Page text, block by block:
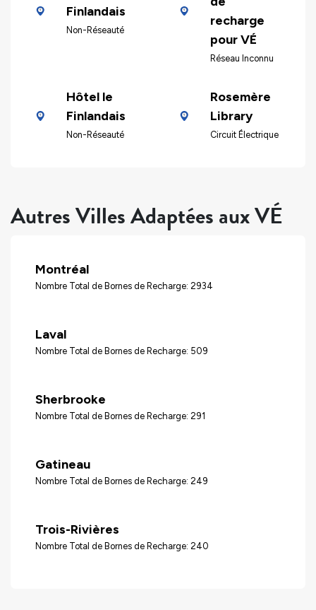
Finlandais
Non-Réseauté
recharge
pour VÉ
Réseau Inconnu
Hôtel le
Finlandais
Non-Réseauté
Rosemère
Library
Circuit Électrique
Autres Villes Adaptées aux VÉ
Montréal
Nombre Total de Bornes de Recharge: 2934
Laval
Nombre Total de Bornes de Recharge: 509
Sherbrooke
Nombre Total de Bornes de Recharge: 291
Gatineau
Nombre Total de Bornes de Recharge: 249
Trois-Rivières
Nombre Total de Bornes de Recharge: 240